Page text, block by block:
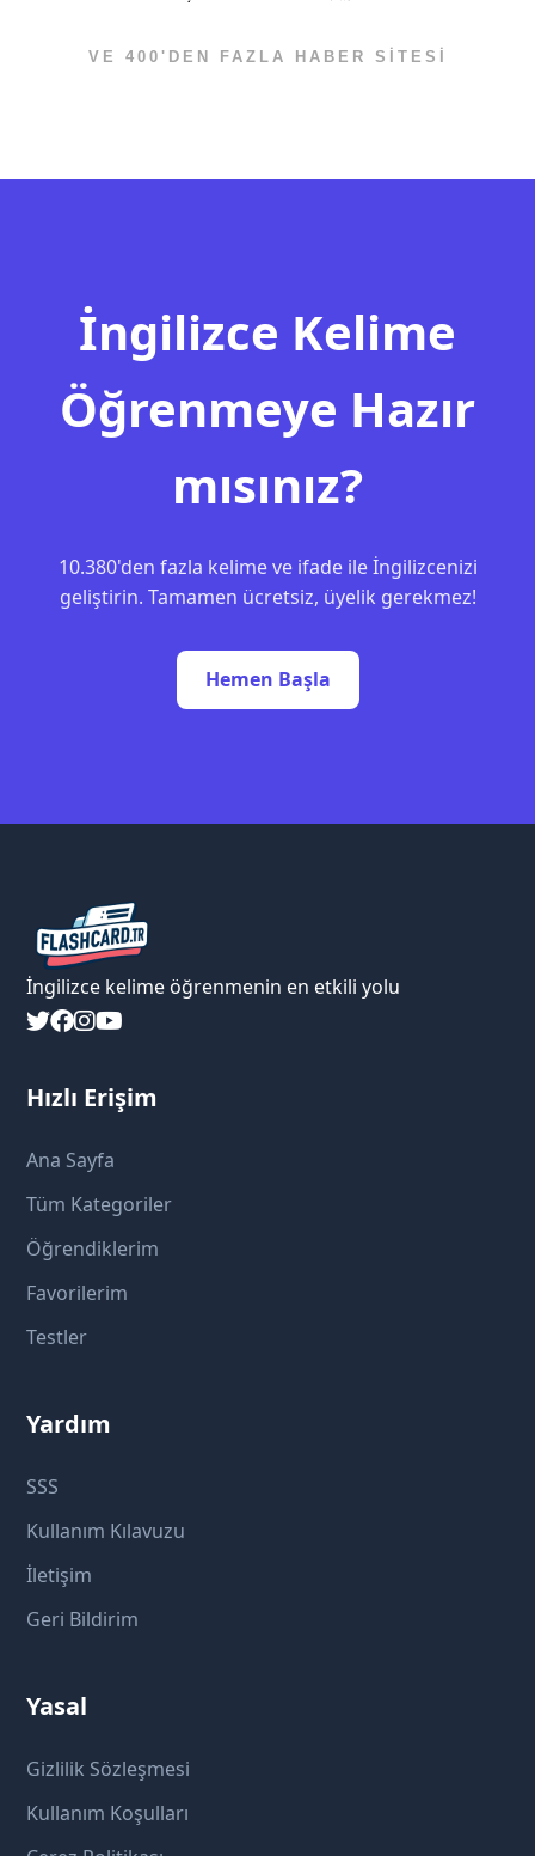
VE 400'DEN FAZLA HABER SİTESİ
İngilizce Kelime
Öğrenmeye Hazır
mısınız?
10.380'den fazla kelime ve ifade ile İngilizcenizi
geliştirin. Tamamen ücretsiz, üyelik gerekmez!
Hemen Başla
İngilizce kelime öğrenmenin en etkili yolu
Hızlı Erişim
Ana Sayfa
Tüm Kategoriler
Öğrendiklerim
Favorilerim
Testler
Yardım
SSS
Kullanım Kılavuzu
İletişim
Geri Bildirim
Yasal
Gizlilik Sözleşmesi
Kullanım Koşulları